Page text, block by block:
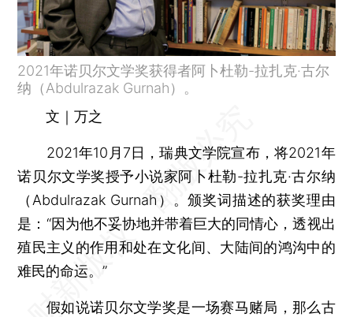
2021年诺贝尔文学奖获得者阿卜杜勒-拉扎克·古尔
纳（Abdulrazak Gurnah）。
文｜万之
2021年10月7日，瑞典文学院宣布，将2021年
诺贝尔文学奖授予小说家阿卜杜勒-拉扎克·古尔纳
（Abdulrazak Gurnah）。颁奖词描述的获奖理由
是：“因为他不妥协地并带着巨大的同情心，透视出
殖民主义的作用和处在文化间、大陆间的鸿沟中的
难民的命运。”
假如说诺贝尔文学奖是一场赛马赌局，那么古